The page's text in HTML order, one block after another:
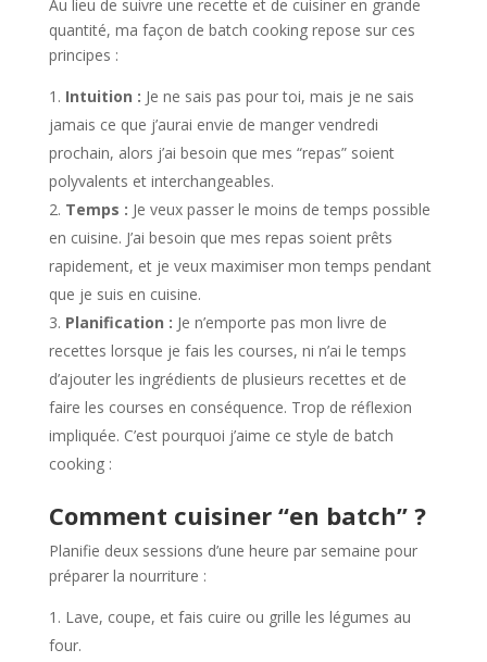
Au lieu de suivre une recette et de cuisiner en grande
quantité, ma façon de batch cooking repose sur ces
principes :
Intuition : Je ne sais pas pour toi, mais je ne sais
jamais ce que j’aurai envie de manger vendredi
prochain, alors j’ai besoin que mes “repas” soient
polyvalents et interchangeables.
Temps : Je veux passer le moins de temps possible
en cuisine. J’ai besoin que mes repas soient prêts
rapidement, et je veux maximiser mon temps pendant
que je suis en cuisine.
Planification : Je n’emporte pas mon livre de
recettes lorsque je fais les courses, ni n’ai le temps
d’ajouter les ingrédients de plusieurs recettes et de
faire les courses en conséquence. Trop de réflexion
impliquée. C’est pourquoi j’aime ce style de batch
cooking :
Comment cuisiner “en batch” ?
Planifie deux sessions d’une heure par semaine pour
préparer la nourriture :
Lave, coupe, et fais cuire ou grille les légumes au
four.